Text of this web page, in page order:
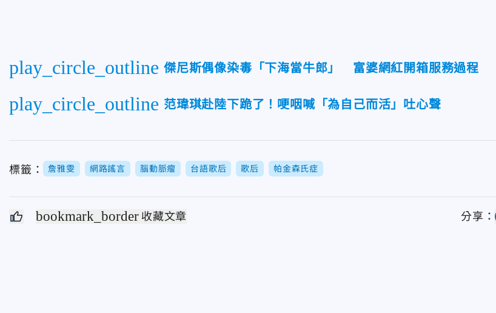
play_circle_outline 傑尼斯偶像染毒「下海當牛郎」 富婆網紅開箱服務過程
play_circle_outline 范瑋琪赴陸下跪了！哽咽喊「為自己而活」吐心聲
標籤： 詹雅雯 網路謠言 腦動脈瘤 台語歌后 歌后 帕金森氏症
bookmark_border 收藏文章 分享：